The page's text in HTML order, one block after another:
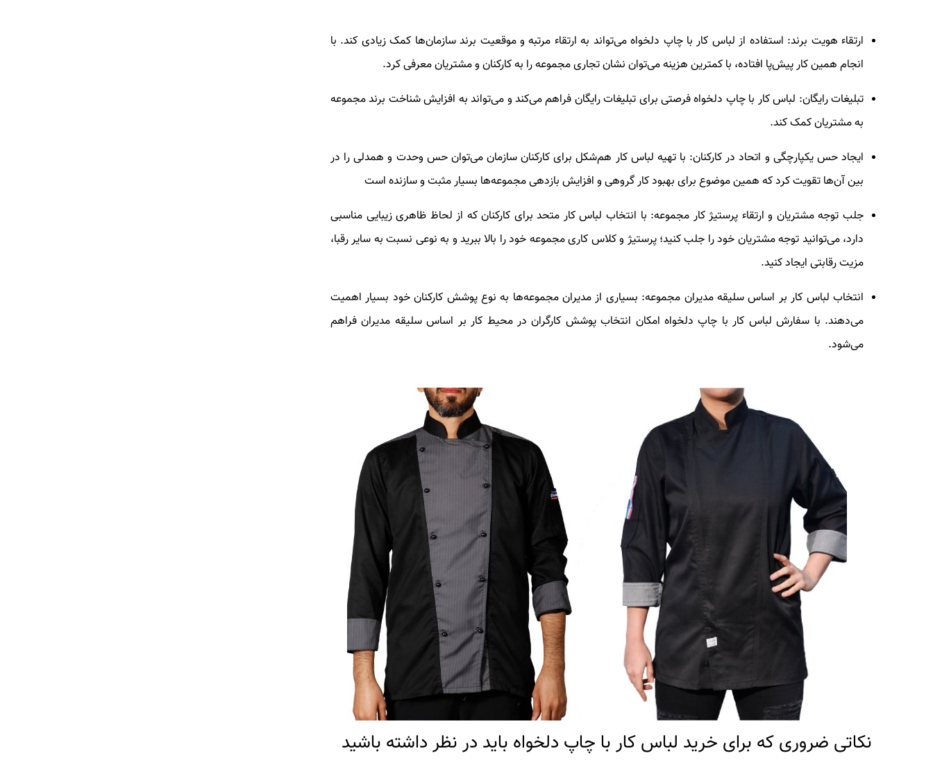
ارتقاء هویت برند: استفاده از لباس کار با چاپ دلخواه می‌تواند به ارتقاء مرتبه و موقعیت برند سازمان‌ها کمک زیادی کند. با
انجام همین کار پیش‌پا افتاده، با کمترین هزینه می‌توان نشان تجاری مجموعه را به کارکنان و مشتریان معرفی کرد.
تبلیغات رایگان: لباس کار با چاپ دلخواه فرصتی برای تبلیغات رایگان فراهم می‌کند و می‌تواند به افزایش شناخت برند مجموعه
به مشتریان کمک کند.
ایجاد حس یکپارچگی و اتحاد در کارکنان: با تهیه لباس کار هم‌شکل برای کارکنان سازمان می‌توان حس وحدت و همدلی را در
بین آن‌ها تقویت کرد که همین موضوع برای بهبود کار گروهی و افزایش بازدهی مجموعه‌ها بسیار مثبت و سازنده است
جلب توجه مشتریان و ارتقاء پرستیژ کار مجموعه: با انتخاب لباس کار متحد برای کارکنان که از لحاظ ظاهری زیبایی مناسبی
دارد، می‌توانید توجه مشتریان خود را جلب کنید؛ پرستیژ و کلاس کاری مجموعه خود را بالا ببرید و به نوعی نسبت به سایر رقبا،
مزیت رقابتی ایجاد کنید.
انتخاب لباس کار بر اساس سلیقه مدیران مجموعه: بسیاری از مدیران مجموعه‌ها به نوع پوشش کارکنان خود بسیار اهمیت
می‌دهند. با سفارش لباس کار با چاپ دلخواه امکان انتخاب پوشش کارگران در محیط کار بر اساس سلیقه مدیران فراهم
می‌شود.
نکاتی ضروری که برای خرید لباس کار با چاپ دلخواه باید در نظر داشته باشید